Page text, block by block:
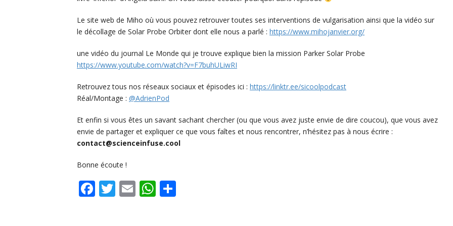
Le site web de Miho où vous pouvez retrouver toutes ses interventions de vulgarisation ainsi que la vidéo sur
le décollage de Solar Probe Orbiter dont elle nous a parlé : https://www.mihojanvier.org/
une vidéo du journal Le Monde qui je trouve explique bien la mission Parker Solar Probe
https://www.youtube.com/watch?v=F7buhULiwRI
Retrouvez tous nos réseaux sociaux et épisodes ici : https://linktr.ee/sicoolpodcast
Réal/Montage : @AdrienPod
Et enfin si vous êtes un savant sachant chercher (ou que vous avez juste envie de dire coucou), que vous avez
envie de partager et expliquer ce que vous faîtes et nous rencontrer, n’hésitez pas à nous écrire :
contact@scienceinfuse.cool
Bonne écoute !
Facebook
Twitter
EmailWhatsApp